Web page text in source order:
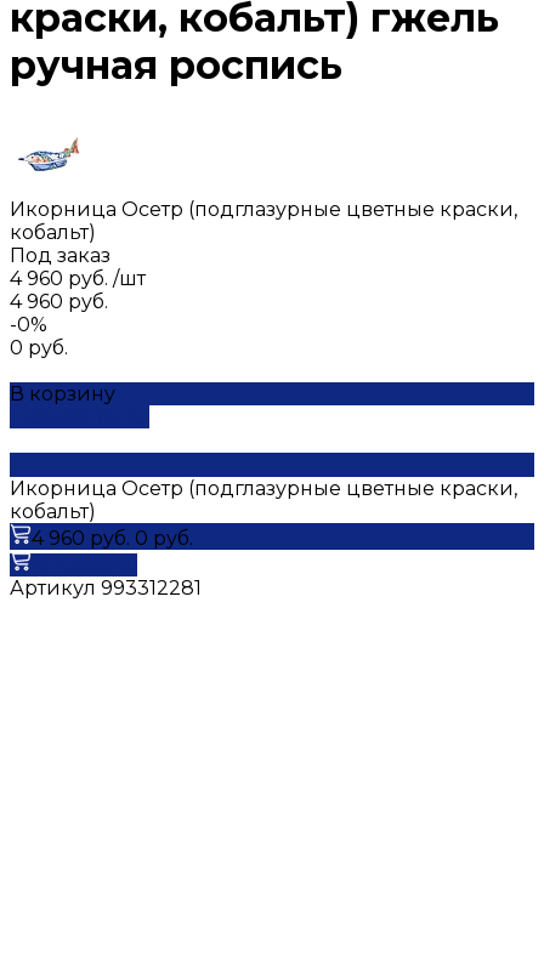
краски, кобальт) гжель
ручная роспись
Икорница Осетр (подглазурные цветные краски,
кобальт)
Под заказ
4 960 руб. /шт
4 960 руб.
-0%
0 руб.
В корзину
Икорница Осетр (подглазурные цветные краски,
кобальт)
4 960 руб. 0 руб.
Артикул 993312281